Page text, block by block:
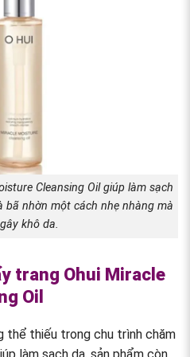
Cleansing Oil giúp làm sạch
bã nhờn một cách nhẹ nhàng mà
khô da.
trang Ohui Miracle
Oil
thể thiếu trong chu trình chăm